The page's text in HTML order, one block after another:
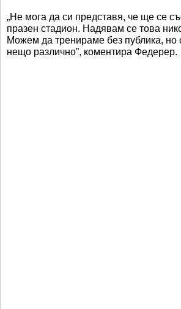
„Не мога да си представя, че ще се
празен стадион. Надявам се това
Можем да тренираме без публика, но
нещо различно”, коментира Федерер.